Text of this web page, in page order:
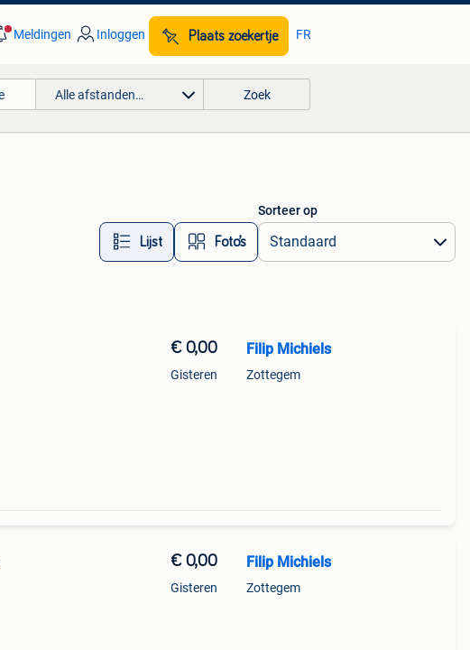
Meldingen Inloggen Plaats zoekertje FR
Alle afstanden… Zoek
Lijst Foto’s
Sorteer op
€ 0,00
Gisteren
Filip Michiels
Zottegem
€ 0,00
Gisteren
Filip Michiels
Zottegem